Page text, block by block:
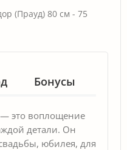
(Прауд) 80 см - 75
Бонусы
— это воплощение
детали. Он
юбилея, для